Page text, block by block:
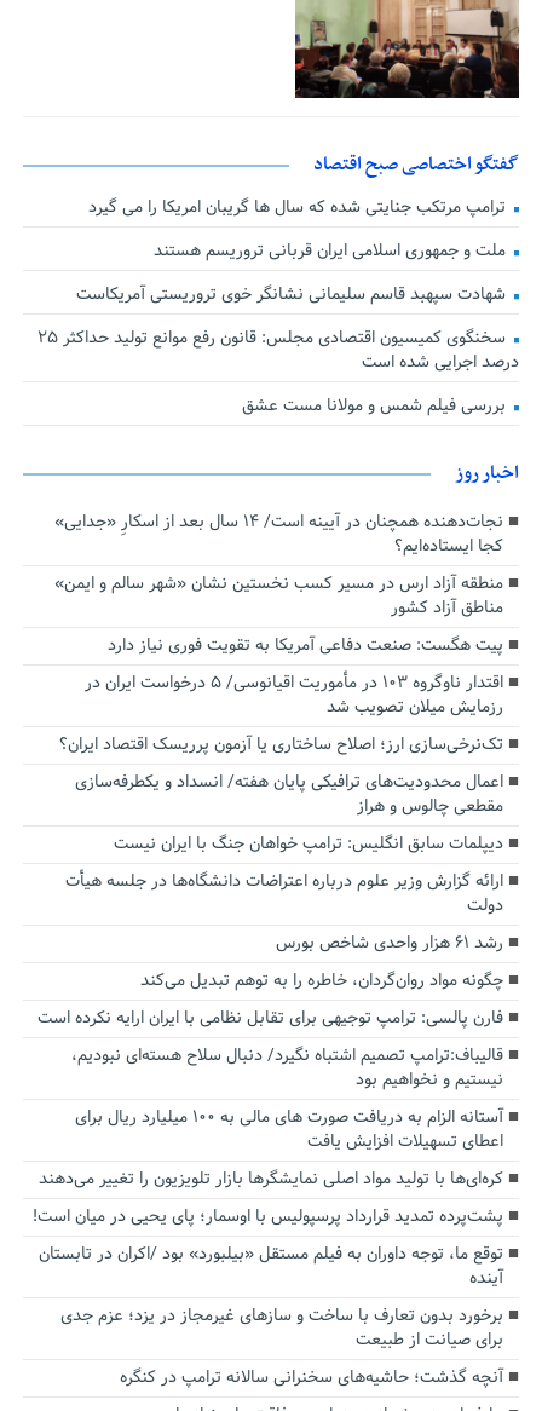
گفتگو اختصاصی صبح اقتصاد
ترامپ مرتکب جنایتی شده که سال ها گریبان امریکا را می گیرد
ملت و جمهوری اسلامی ایران قربانی تروریسم هستند
شهادت سپهبد قاسم سلیمانی نشانگر خوی تروریستی آمریکاست
سخنگوی کمیسیون اقتصادی مجلس: قانون رفع موانع تولید حداکثر ۲۵
درصد اجرایی شده است
بررسی فیلم شمس و مولانا مست عشق
اخبار روز
نجات‌دهنده‌ همچنان در آیینه است/ ۱۴ سال بعد از اسکارِ «جدایی»
کجا ایستاده‌ایم؟
منطقه آزاد ارس در مسیر کسب نخستین نشان «شهر سالم و ایمن»
مناطق آزاد کشور
پیت هگست: صنعت دفاعی آمریکا به تقویت فوری نیاز دارد
اقتدار ناوگروه ۱۰۳ در مأموریت‌ اقیانوسی/ ۵ درخواست ایران در
رزمایش میلان تصویب شد
تک‌نرخی‌سازی ارز؛ اصلاح ساختاری یا آزمون پرریسک اقتصاد ایران؟
اعمال محدودیت‌های ترافیکی پایان هفته/ انسداد و یکطرفه‌سازی
مقطعی چالوس و هراز
دیپلمات سابق انگلیس:‌ ترامپ خواهان جنگ با ایران نیست
ارائه گزارش وزیر علوم درباره اعتراضات دانشگاه‌ها در جلسه هیأت
دولت
رشد ۶۱ هزار واحدی شاخص بورس
چگونه مواد روان‌گردان، خاطره را به توهم تبدیل می‌کند
فارن پالسی: ترامپ توجیهی برای تقابل نظامی با ایران ارایه نکرده است
قالیباف:ترامپ تصمیم اشتباه نگیرد/ دنبال سلاح هسته‌ای نبودیم،
نیستیم و نخواهیم بود
آستانه الزام به دریافت صورت های مالی به ۱۰۰ میلیارد ریال برای
اعطای تسهیلات افزایش یافت
کره‌ای‌ها با تولید مواد اصلی نمایشگرها بازار تلویزیون را تغییر می‌دهند
پشت‌پرده تمدید قرارداد پرسپولیس با اوسمار؛ پای یحیی در میان است!
توقع ما، توجه داوران به فیلم مستقل «بیلبورد» بود /اکران در تابستان
آینده
برخورد بدون تعارف با ساخت‌ و سازهای غیرمجاز در یزد؛ عزم جدی
برای صیانت از طبیعت
آنچه گذشت؛ حاشیه‌های سخنرانی سالانه ترامپ در کنگره